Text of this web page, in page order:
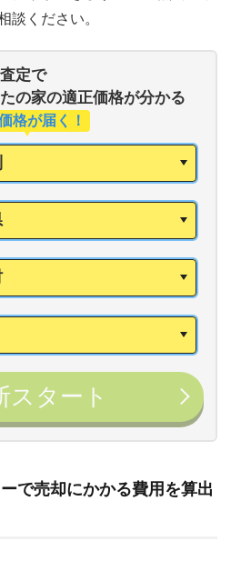
談ください。
定で
の家の適正価格が分かる
格が届く！
スタート
で売却にかかる費用を算出